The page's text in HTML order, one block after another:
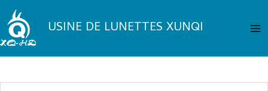
Aller
au
contenu USINE DE LUNETTES XUNQI